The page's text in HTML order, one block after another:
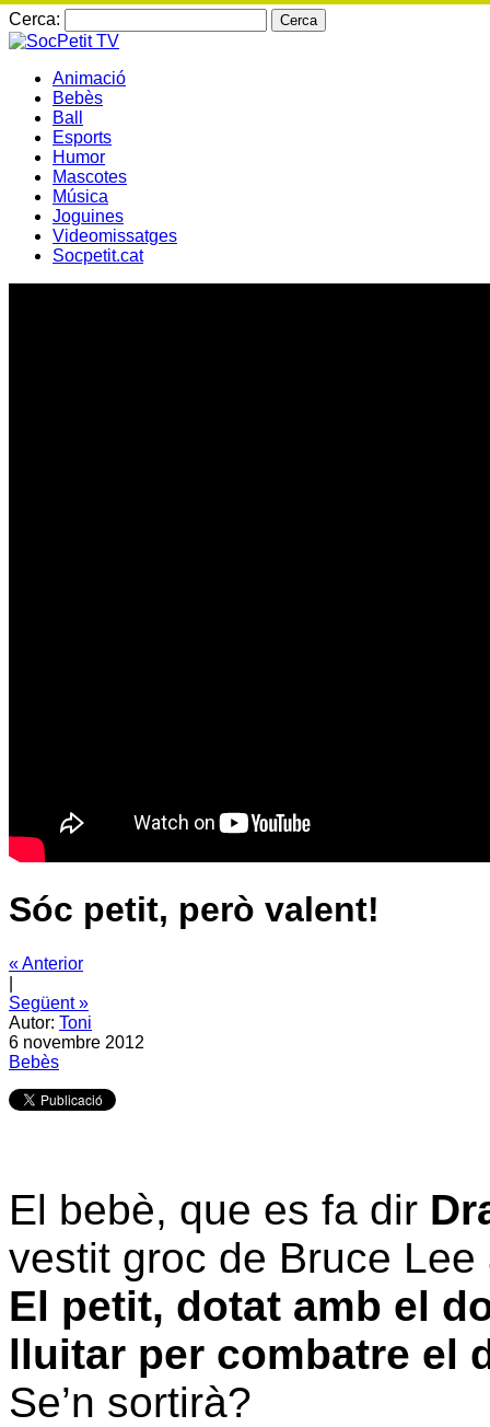
Cerca:
Animació
Bebès
Ball
Esports
Humor
Mascotes
Música
Joguines
Videomissatges
Socpetit.cat
Sóc petit, però valent!
« Anterior
Següent »
Autor: Toni
6 novembre 2012
Bebès
El bebè, que es fa dir
vestit groc de Bruce
El petit, dotat amb el
lluitar per combatre el
Se’n sortirà?